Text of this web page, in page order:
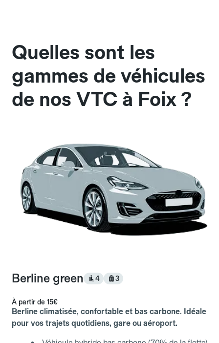
Quelles sont les
gammes de véhicules
de nos VTC à Foix ?
Berline green 4 3
À partir de 15€
Berline climatisée, confortable et bas carbone. Idéale
pour vos trajets quotidiens, gare ou aéroport.